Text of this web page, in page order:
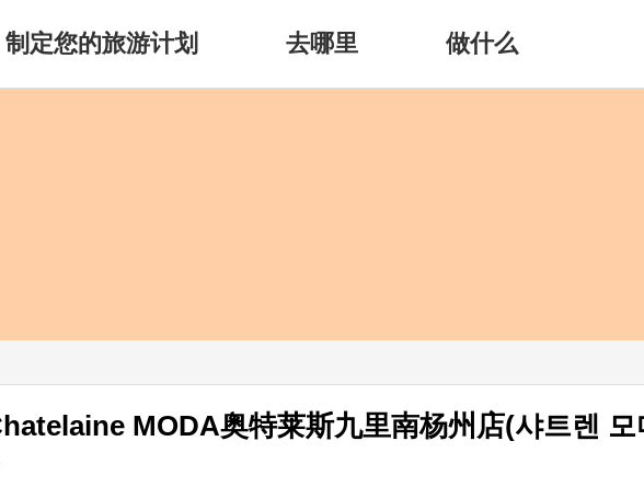
制定您的旅游计划 去哪里 做什么
MODA奥特莱斯九里南杨州店(샤트렌 모